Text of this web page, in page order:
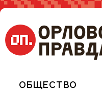
ОБЩЕСТВО